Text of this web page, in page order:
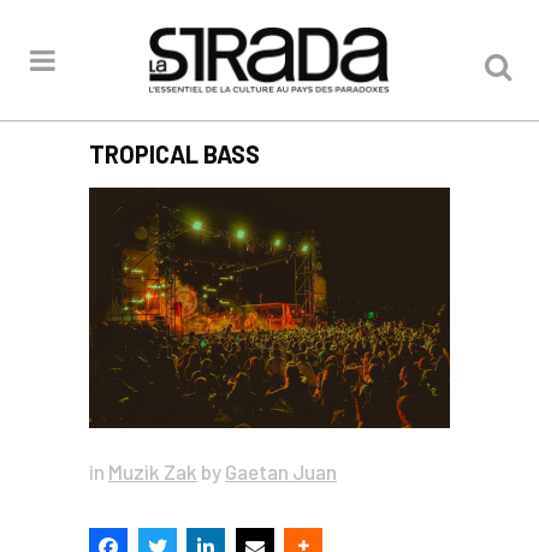
TROPICAL BASS
in Muzik Zak by Gaetan Juan